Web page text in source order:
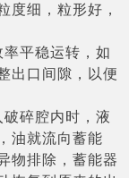
度细，粒形好，
平稳运转，如
出口间隙，以便
碎腔内时，液
油就流向蓄能
物排除，蓄能器